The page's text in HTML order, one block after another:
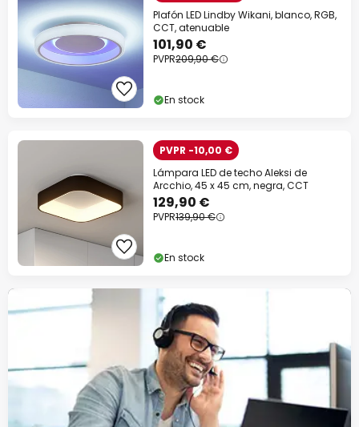
Plafón LED Lindby Wikani, blanco, RGB,
CCT, atenuable
101,90 €
PVPR209,90 €
En stock
PVPR -10,00 €
Lámpara LED de techo Aleksi de
Arcchio, 45 x 45 cm, negra, CCT
129,90 €
PVPR139,90 €
En stock